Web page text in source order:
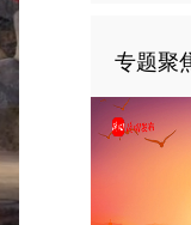
专题聚